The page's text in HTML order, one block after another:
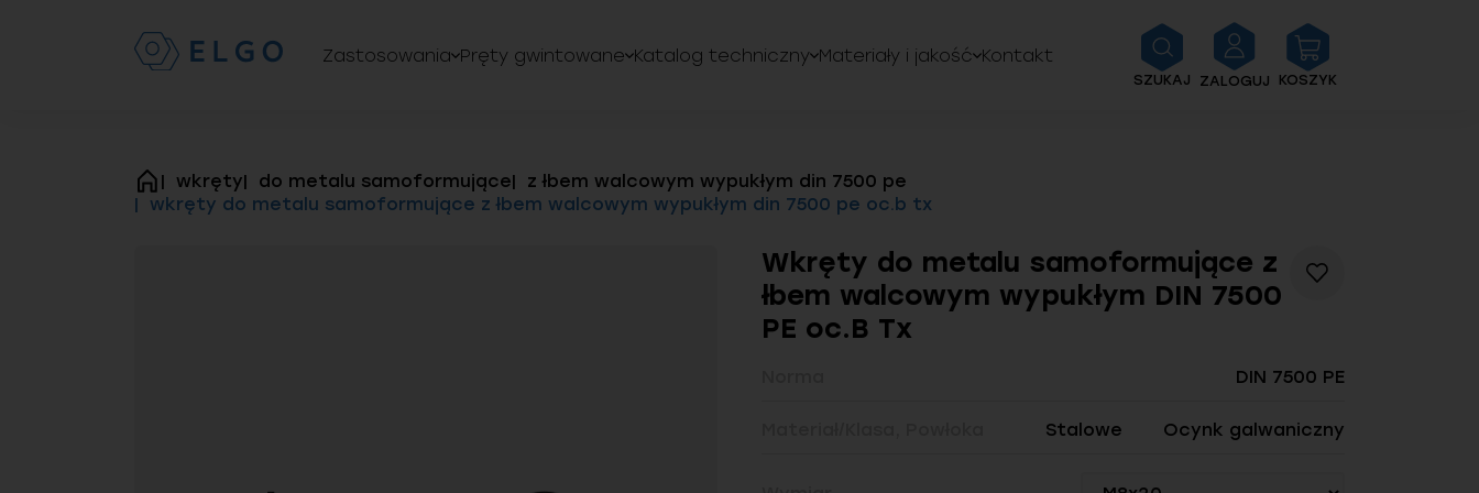
Zastosowania Pręty gwintowane Katalog techniczny Materiały i jakość Kontakt
SZUKAJ ZALOGUJ KOSZYK
strona
główna
wkręty do metalu samoformujące
z łbem walcowym wypukłym din 7500 pe
wkręty do metalu samoformujące z łbem walcowym wypukłym din 7500 pe oc.b tx
Wkręty do metalu samoformujące z
łbem walcowym wypukłym DIN 7500
PE oc.B Tx
DIN 7500 PE
Stalowe Ocynk galwaniczny
Dodaj